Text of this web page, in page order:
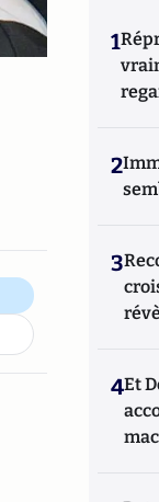
1
2
3
4Et